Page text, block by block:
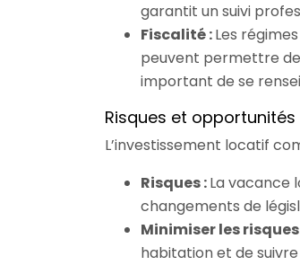
garantit un suivi
Fiscalité :Les
peuvent permettre de
important de se
Risques et
L’investissement locatif
Risques :La vacance
changements de
Minimiser les risques
habitation et de